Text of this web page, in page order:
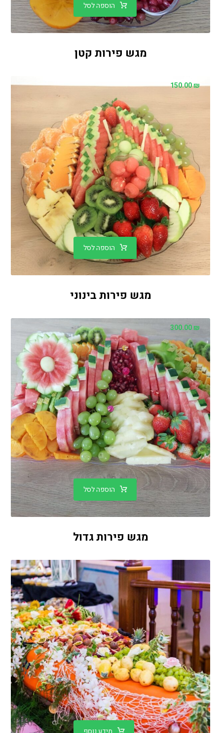
מגש פירות קטן
הוספה לסל
מגש פירות בינוני
150.00₪
הוספה לסל
מגש פירות גדול
300.00₪
הוספה לסל